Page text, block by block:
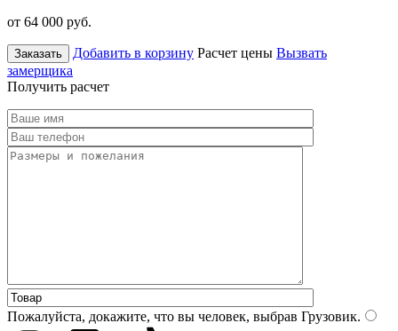
от 64 000 руб.
Заказать Добавить в корзину Расчет цены Вызвать
замерщика
Получить расчет
Пожалуйста, докажите, что вы человек, выбрав Грузовик.